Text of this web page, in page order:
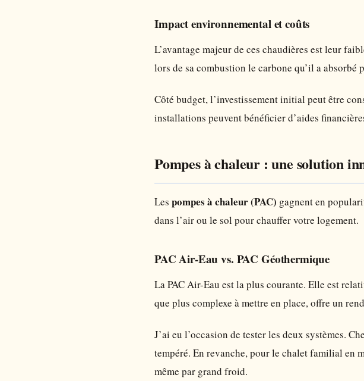
Impact environnemental et coûts
L’avantage majeur de ces chaudières est leur
lors de sa combustion le carbone qu’il a absorbé
Côté budget, l’investissement initial peut être
installations peuvent bénéficier d’aides
Pompes à chaleur : une solution
Les pompes à chaleur (PAC) gagnent en
dans l’air ou le sol pour chauffer votre logement.
PAC Air-Eau vs. PAC Géothermique
La PAC Air-Eau est la plus courante. Elle est
que plus complexe à mettre en place, offre un
J’ai eu l’occasion de tester les deux systèmes.
tempéré. En revanche, pour le chalet familial en
même par grand froid.